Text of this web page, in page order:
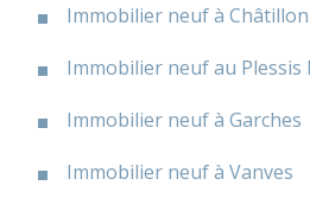
Immobilier neuf à Châtillon
Immobilier neuf au Plessis
Immobilier neuf à Garches
Immobilier neuf à Vanves